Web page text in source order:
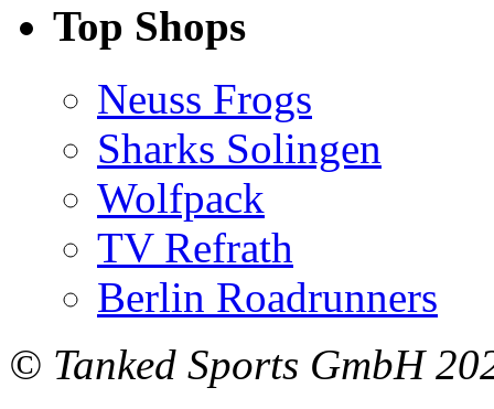
Top Shops
Neuss Frogs
Sharks Solingen
Wolfpack
TV Refrath
Berlin Roadrunners
© Tanked Sports GmbH